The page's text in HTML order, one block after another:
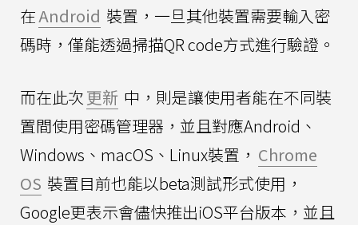
在Android 裝置，一旦其他裝置需要輸入密
碼時，僅能透過掃描QR code方式進行驗證。
而在此次更新 中，則是讓使用者能在不同裝
置間使用密碼管理器，並且對應Android、
Windows、macOS、Linux裝置， Chrome
OS 裝置目前也能以beta測試形式使用，
Google更表示會儘快推出iOS平台版本，並且